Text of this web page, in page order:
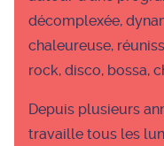
décomplexée,
chaleureuse,
rock, disco, bossa,
Depuis plusieurs
travaille tous les